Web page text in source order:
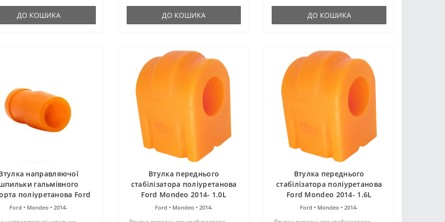
ДО КОШИКА
сайлентблоки...ДО КОШИКА
сайлентблоки...ДО КОШИКА
направляючої
гальмівного
поліуретанова Ford
Mondeo 2014-
Ford • Mondeo •2014-
Втулка переднього
стабілізатора поліуретанова
Ford Mondeo 2014- 1.0L
Ford • Mondeo • 2014-
Втулка переднього
стабілізатора поліуретанова
Ford Mondeo 2014- 1.6L
Ford • Mondeo •2014-